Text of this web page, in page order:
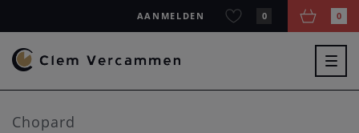
AANMELDEN 0 0
Chopard